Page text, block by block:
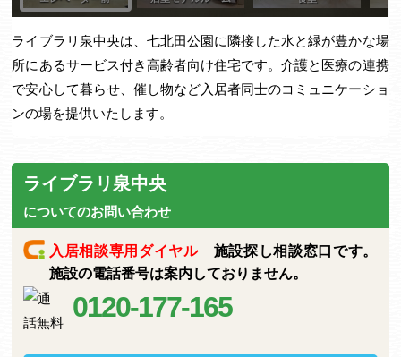
ライブラリ泉中央は、七北田公園に隣接した水と緑が豊かな場
所にあるサービス付き高齢者向け住宅です。介護と医療の連携
で安心して暮らせ、催し物など入居者同士のコミュニケーショ
ンの場を提供いたします。
ライブラリ泉中央
についてのお問い合わせ
入居相談専用ダイヤル施設探し相談窓口です。
施設の電話番号は案内しておりません。
0120-177-165